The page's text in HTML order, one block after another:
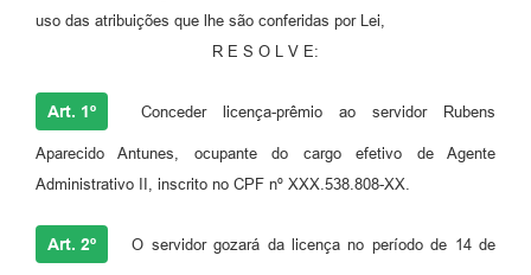
uso das atribuições que lhe são conferidas por Lei,
R E S O L V E:
Art. 1º Conceder licença-prêmio ao servidor Rubens
Aparecido Antunes, ocupante do cargo efetivo de Agente
Administrativo II, inscrito no CPF nº XXX.538.808-XX.
Art. 2º O servidor gozará da licença no período de 14 de